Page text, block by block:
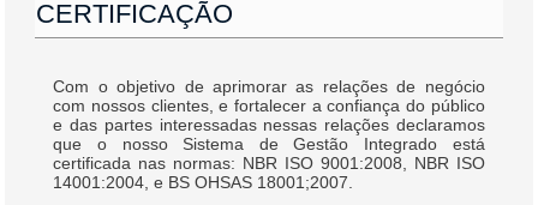
CERTIFICAÇÃO
Com o objetivo de aprimorar as relações de negócio
com nossos clientes, e fortalecer a confiança do público
e das partes interessadas nessas relações declaramos
que o nosso Sistema de Gestão Integrado está
certificada nas normas: NBR ISO 9001:2008, NBR ISO
14001:2004, e BS OHSAS 18001;2007.